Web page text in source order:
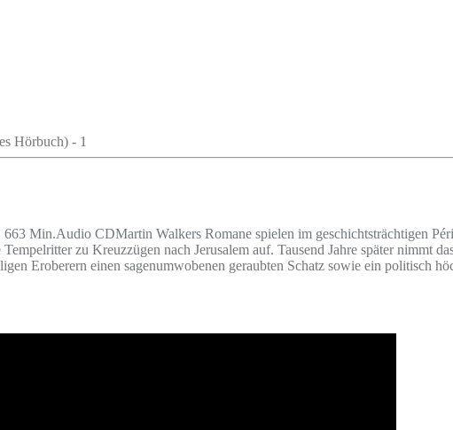
Min.Audio CDMartin Walkers Romane spielen im geschichtsträchtigen
zu Kreuzzügen nach Jerusalem auf. Tausend Jahre später nimmt
Eroberern einen sagenumwobenen geraubten Schatz sowie ein politisch